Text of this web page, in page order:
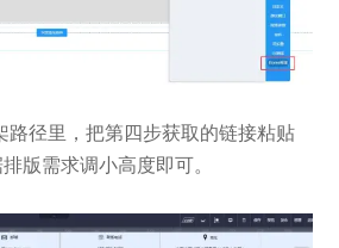
路径里，把第四步获取的链接粘贴
版需求调小高度即可。